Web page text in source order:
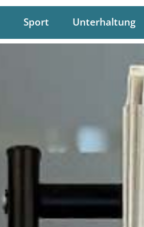
Sport Unterhaltung